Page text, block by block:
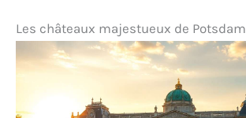
Les châteaux majestueux de Potsdam